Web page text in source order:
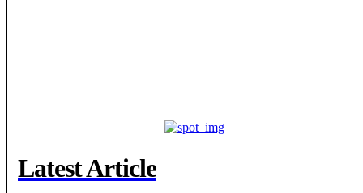
Latest Article